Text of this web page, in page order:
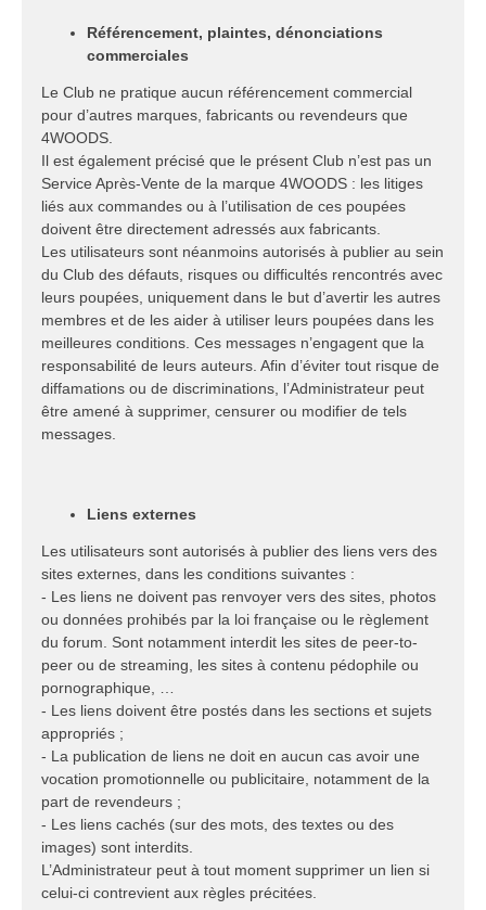
Référencement, plaintes, dénonciations
commerciales
Le Club ne pratique aucun référencement commercial
pour d’autres marques, fabricants ou revendeurs que
4WOODS.
Il est également précisé que le présent Club n’est pas un
Service Après-Vente de la marque 4WOODS : les litiges
liés aux commandes ou à l’utilisation de ces poupées
doivent être directement adressés aux fabricants.
Les utilisateurs sont néanmoins autorisés à publier au sein
du Club des défauts, risques ou difficultés rencontrés avec
leurs poupées, uniquement dans le but d’avertir les autres
membres et de les aider à utiliser leurs poupées dans les
meilleures conditions. Ces messages n’engagent que la
responsabilité de leurs auteurs. Afin d’éviter tout risque de
diffamations ou de discriminations, l’Administrateur peut
être amené à supprimer, censurer ou modifier de tels
messages.
Liens externes
Les utilisateurs sont autorisés à publier des liens vers des
sites externes, dans les conditions suivantes :
- Les liens ne doivent pas renvoyer vers des sites, photos
ou données prohibés par la loi française ou le règlement
du forum. Sont notamment interdit les sites de peer-to-
peer ou de streaming, les sites à contenu pédophile ou
pornographique, …
- Les liens doivent être postés dans les sections et sujets
appropriés ;
- La publication de liens ne doit en aucun cas avoir une
vocation promotionnelle ou publicitaire, notamment de la
part de revendeurs ;
- Les liens cachés (sur des mots, des textes ou des
images) sont interdits.
L’Administrateur peut à tout moment supprimer un lien si
celui-ci contrevient aux règles précitées.